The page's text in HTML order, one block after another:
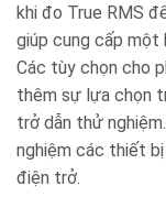
khi đo True RMS
giúp cung cấp một
Các tùy chọn cho
thêm sự lựa chọn
trở dẫn thử
nghiệm các thiết
điện trở.